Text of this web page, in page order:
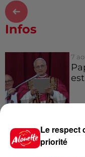
Infos
7
Le respect
priorité